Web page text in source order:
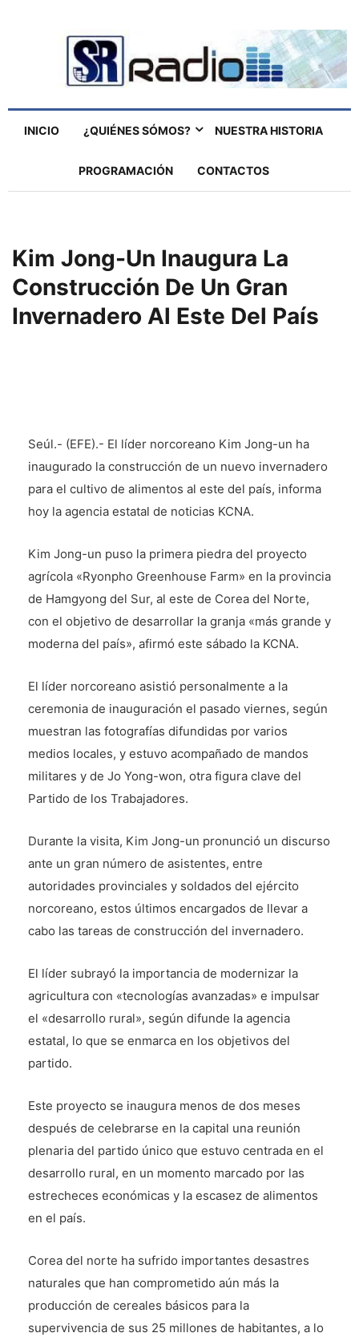
INICIO ¿QUIÉNES SÓMOS? NUESTRA HISTORIA
PROGRAMACIÓN CONTACTOS
Kim Jong-Un Inaugura La
Construcción De Un Gran
Invernadero Al Este Del País
Seúl.- (EFE).- El líder norcoreano Kim Jong-un ha
inaugurado la construcción de un nuevo invernadero
para el cultivo de alimentos al este del país, informa
hoy la agencia estatal de noticias KCNA.
Kim Jong-un puso la primera piedra del proyecto
agrícola «Ryonpho Greenhouse Farm» en la provincia
de Hamgyong del Sur, al este de Corea del Norte,
con el objetivo de desarrollar la granja «más grande y
moderna del país», afirmó este sábado la KCNA.
El líder norcoreano asistió personalmente a la
ceremonia de inauguración el pasado viernes, según
muestran las fotografías difundidas por varios
medios locales, y estuvo acompañado de mandos
militares y de Jo Yong-won, otra figura clave del
Partido de los Trabajadores.
Durante la visita, Kim Jong-un pronunció un discurso
ante un gran número de asistentes, entre
autoridades provinciales y soldados del ejército
norcoreano, estos últimos encargados de llevar a
cabo las tareas de construcción del invernadero.
El líder subrayó la importancia de modernizar la
agricultura con «tecnologías avanzadas» e impulsar
el «desarrollo rural», según difunde la agencia
estatal, lo que se enmarca en los objetivos del
partido.
Este proyecto se inaugura menos de dos meses
después de celebrarse en la capital una reunión
plenaria del partido único que estuvo centrada en el
desarrollo rural, en un momento marcado por las
estrecheces económicas y la escasez de alimentos
en el país.
Corea del norte ha sufrido importantes desastres
naturales que han comprometido aún más la
producción de cereales básicos para la
supervivencia de sus 25 millones de habitantes, a lo